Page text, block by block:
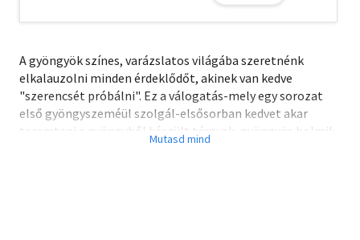
A gyöngyök színes, varázslatos világába szeretnénk
elkalauzolni minden érdeklődőt, akinek van kedve
"szerencsét próbálni". Ez a válogatás-mely egy sorozat
első gyöngyszeméül szolgál-elsősorban kedvet akar
teremteni a gyöngyből készült tárgyak, gyöngyös holmik